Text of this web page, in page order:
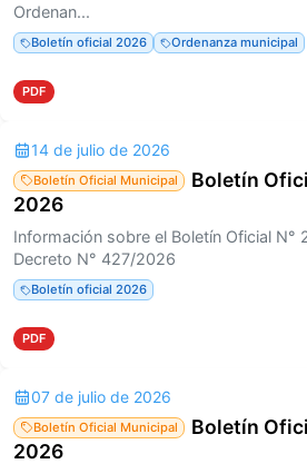
Ordenan...
Boletín oficial 2026 Ordenanza municipal
PDF
14 de julio de 2026
Boletín Oficial Municipal
Boletín
2026
Información sobre el Boletín Oficial N°
Decreto N° 427/2026
Boletín oficial 2026
PDF
07 de julio de 2026
Boletín Oficial Municipal
Boletín
2026